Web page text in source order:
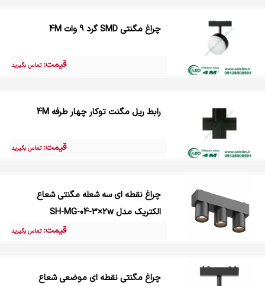
چراغ مگنتی SMD گرد 9 وات 4M
قیمت:تماس بگیرید
رابط ریل مگنت توکار چهار طرفه 4M
قیمت:تماس بگیرید
چراغ نقطه ای سه شعله مگنتی شعاع
الکتریک مدل SH-MG-04-3×2w
قیمت:تماس بگیرید
چراغ مگنتی نقطه ای موضعی شعاع